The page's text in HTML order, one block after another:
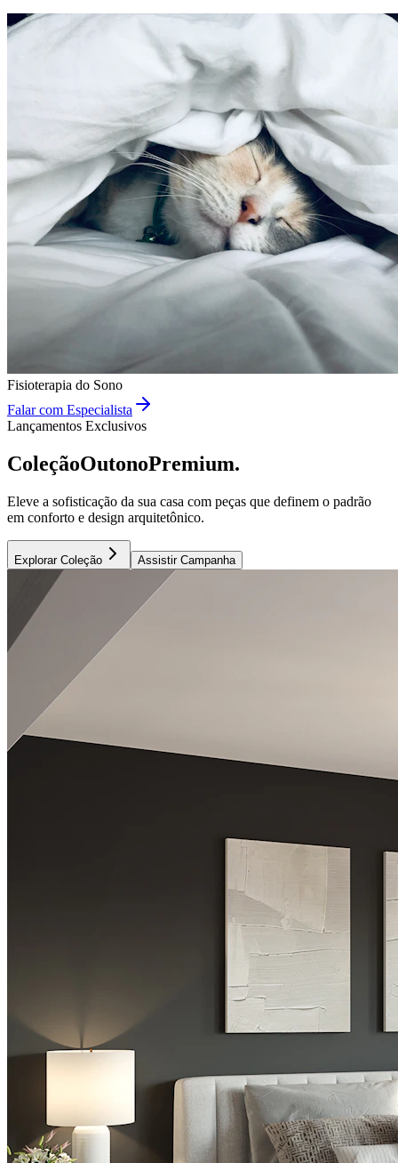
Fisioterapia do Sono
Falar com Especialista
Lançamentos Exclusivos
ColeçãoOutonoPremium.
Eleve a sofisticação da sua casa com peças que definem o padrão
em conforto e design arquitetônico.
Explorar Coleção Assistir Campanha